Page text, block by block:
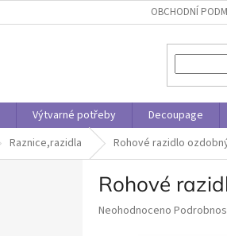
OBCHODNÍ
Výtvarné potřeby Decoupage
Raznice,razidla Rohové razidlo
Rohové
Průměrné
Neohodnoceno